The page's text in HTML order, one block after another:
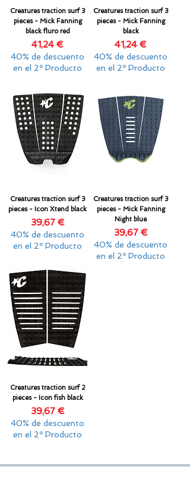
Creatures traction surf 3
pieces - Mick Fanning
black fluro red
Precio
41,24 €
40% de descuento
en el 2º Producto
Creatures traction surf 3
pieces - Mick Fanning
black
Precio
41,24 €
40% de descuento
en el 2º Producto
Creatures traction surf 3
pieces - Icon Xtend black
Precio
39,67 €
40% de descuento
en el 2º Producto
Creatures traction surf 3
pieces - Mick Fanning
Night blue
Precio
39,67 €
40% de descuento
en el 2º Producto
Creatures traction surf 2
pieces - Icon fish black
Precio
39,67 €
40% de descuento
en el 2º Producto